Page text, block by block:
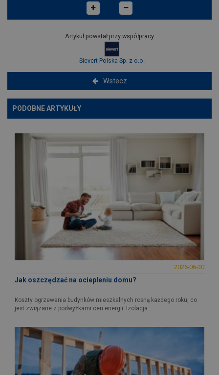
Artykuł powstał przy współpracy
Sievert Polska Sp. z o.o.
Wstecz
PODOBNE ARTYKUŁY
2026-06-30
Jak oszczędzać na ociepleniu domu?
Koszty ogrzewania budynków mieszkalnych rosną każdego roku, co
jest związane z podwyżkami cen energii. Izolacja...